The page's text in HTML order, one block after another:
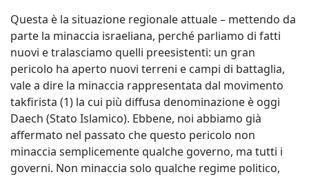
Questa è la situazione regionale attuale – mettendo da
parte la minaccia israeliana, perché parliamo di fatti
nuovi e tralasciamo quelli preesistenti: un gran
pericolo ha aperto nuovi terreni e campi di battaglia,
vale a dire la minaccia rappresentata dal movimento
takfirista (1) la cui più diffusa denominazione è oggi
Daech (Stato Islamico). Ebbene, noi abbiamo già
affermato nel passato che questo pericolo non
minaccia semplicemente qualche governo, ma tutti i
governi. Non minaccia solo qualche regime politico,